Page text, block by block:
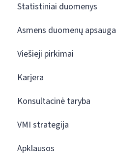
Statistiniai duomenys
Asmens duomenų apsauga
Viešieji pirkimai
Karjera
Konsultacinė taryba
VMI strategija
Apklausos